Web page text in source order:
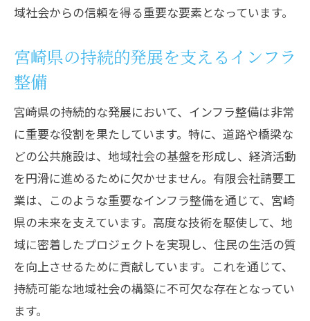
域社会からの信頼を得る重要な要素となっています。
宮崎県の持続的発展を支えるインフラ
整備
宮崎県の持続的な発展において、インフラ整備は非常
に重要な役割を果たしています。特に、道路や橋梁な
どの公共施設は、地域社会の基盤を形成し、経済活動
を円滑に進めるために欠かせません。有限会社請要工
業は、このような重要なインフラ整備を通じて、宮崎
県の未来を支えています。高度な技術を駆使して、地
域に密着したプロジェクトを実現し、住民の生活の質
を向上させるために貢献しています。これを通じて、
持続可能な地域社会の構築に不可欠な存在となってい
ます。